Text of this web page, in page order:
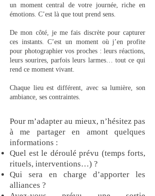
un moment central de votre journée, riche en
émotions. C’est là que tout prend sens.
De mon côté, je me fais discrète pour capturer
ces instants.C’est un moment où j’en profite
pour photographier vos proches : leurs réactions,
leurs sourires, parfois leurs larmes… tout ce qui
rend ce moment vivant.
Chaque lieu est différent, avec sa lumière, son
ambiance, ses contraintes.
Pour m’adapter au mieux, n’hésitez pas
à me partager en amont quelques
informations :
Quel est le déroulé prévu (temps forts,
rituels, interventions…) ?
Qui sera en charge d’apporter les
alliances ?